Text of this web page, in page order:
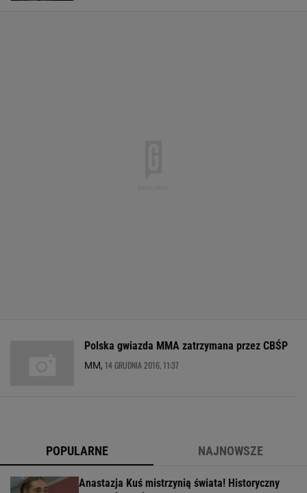
Polska gwiazda MMA zatrzymana przez CBŚP
MM, 14 GRUDNIA 2016, 11:37
POPULARNE NAJNOWSZE
Anastazja Kuś mistrzynią świata! Historyczny